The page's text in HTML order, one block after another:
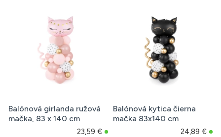
Balónová girlanda ružová
mačka, 83 x 140 cm
23,59 €
Balónová kytica čierna
mačka 83x140 cm
24,89 €